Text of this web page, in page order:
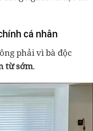
cá nhân
phải vì bà độc
từ sớm.